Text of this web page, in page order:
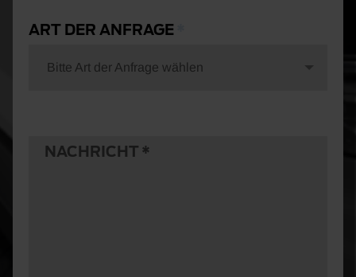
ART DER ANFRAGE
Bitte Art der Anfrage wählen
NACHRICHT